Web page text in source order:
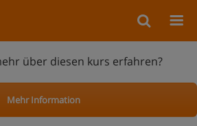
über diesen kurs erfahren?
Mehr Information